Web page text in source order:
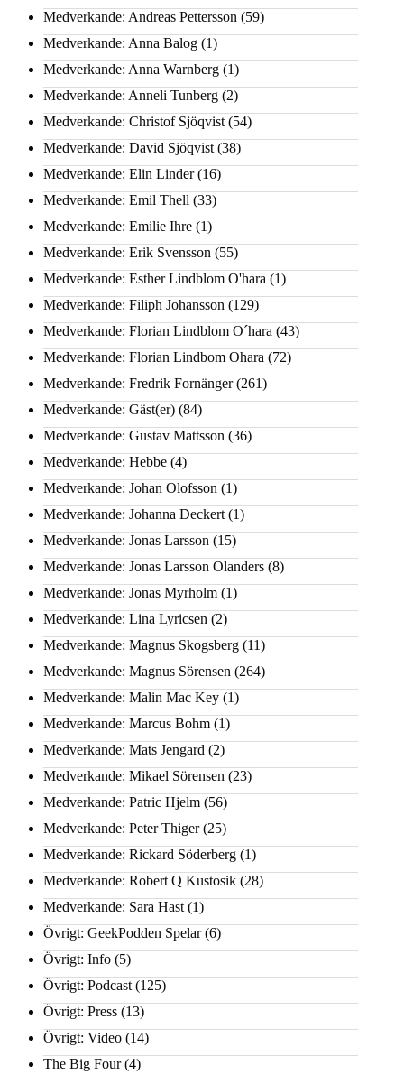
Medverkande: Andreas Pettersson (59)
Medverkande: Anna Balog (1)
Medverkande: Anna Warnberg (1)
Medverkande: Anneli Tunberg (2)
Medverkande: Christof Sjöqvist (54)
Medverkande: David Sjöqvist (38)
Medverkande: Elin Linder(16)
Medverkande: Emil Thell (33)
Medverkande: Emilie Ihre (1)
Medverkande: Erik Svensson (55)
Medverkande: Esther Lindblom O'hara (1)
Medverkande: Filiph Johansson (129)
Medverkande: Florian Lindblom O´hara (43)
Medverkande: Florian Lindbom Ohara (72)
Medverkande: Fredrik Fornänger(261)
Medverkande: Gäst(er) (84)
Medverkande: Gustav Mattsson (36)
Medverkande: Hebbe (4)
Medverkande: Johan Olofsson (1)
Medverkande: Johanna Deckert (1)
Medverkande: Jonas Larsson (15)
Medverkande: Jonas Larsson Olanders (8)
Medverkande: Jonas Myrholm (1)
Medverkande: Lina Lyricsen (2)
Medverkande: Magnus Skogsberg (11)
Medverkande: Magnus Sörensen (264)
Medverkande: Malin Mac Key (1)
Medverkande: Marcus Bohm (1)
Medverkande: Mats Jengard (2)
Medverkande: Mikael Sörensen (23)
Medverkande: Patric Hjelm (56)
Medverkande: Peter Thiger(25)
Medverkande: Rickard Söderberg (1)
Medverkande: Robert Q Kustosik (28)
Medverkande: Sara Hast (1)
Övrigt: GeekPodden Spelar(6)
Övrigt: Info (5)
Övrigt: Podcast (125)
Övrigt: Press (13)
Övrigt: Video (14)
The Big Four(4)